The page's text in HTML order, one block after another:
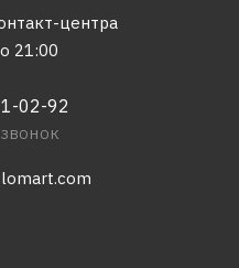
центра
21:00
02-92